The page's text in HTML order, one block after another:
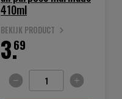
410ml
BEKIJK PRODUCT
69
3.